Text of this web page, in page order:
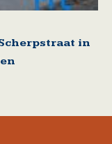
in